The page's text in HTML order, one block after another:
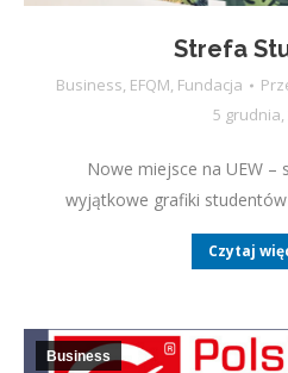
Strefa
Business, EFQM, Fundacja
5 grudnia,
Nowe miejsce na UEW –
wyjątkowe grafiki
Czytaj
Business